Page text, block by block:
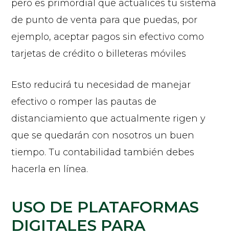
pero es primordial que actualices tu sistema
de punto de venta para que puedas, por
ejemplo, aceptar pagos sin efectivo como
tarjetas de crédito o billeteras móviles
Esto reducirá tu necesidad de manejar
efectivo o romper las pautas de
distanciamiento que actualmente rigen y
que se quedarán con nosotros un buen
tiempo. Tu contabilidad también debes
hacerla en línea.
USO DE PLATAFORMAS
DIGITALES PARA